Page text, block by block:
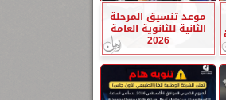
موعد تنسيق المرحلة
الثانية للثانوية العامة
2026